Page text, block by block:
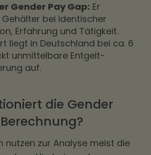
Gender Pay Gap: Er
bei identischer
Erfahrung und Tätigkeit.
liegt in Deutschland bei ca. 6
unmittelbare Entgelt-
auf.
die Gender
nutzen zur Analyse meist die